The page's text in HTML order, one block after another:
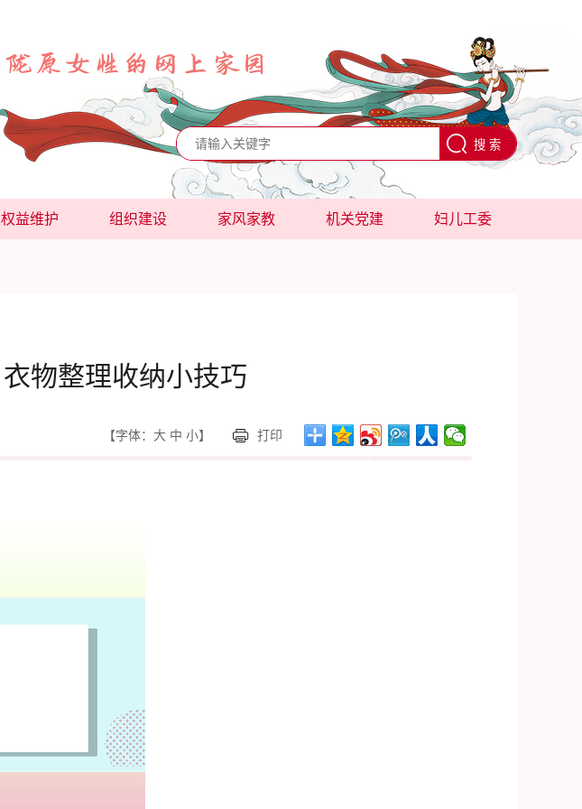
权益维护 组织建设 家风家教 机关党建 妇儿工委
物整理收纳小技巧
【字体：大 中 小】 打印